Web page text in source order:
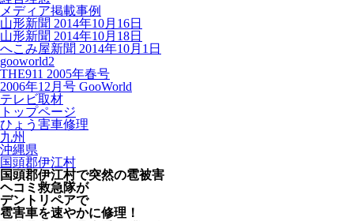
メディア掲載事例
山形新聞 2014年10月16日
山形新聞 2014年10月18日
へこみ屋新聞 2014年10月1日
gooworld2
THE911 2005年春号
2006年12月号 GooWorld
テレビ取材
トップページ
ひょう害車修理
九州
沖縄県
国頭郡伊江村
国頭郡伊江村で突然の雹被害
ヘコミ救急隊が
デントリペアで
雹害車を速やかに修理！